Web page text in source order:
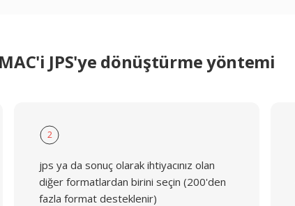
MAC'i JPS'ye dönüştürme yöntemi
2
jps ya da sonuç olarak ihtiyacınız olan
diğer formatlardan birini seçin (200'den
fazla format desteklenir)